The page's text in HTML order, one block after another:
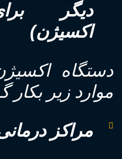
دیگر
اکسیژن)
دستگاه
موارد زیر
مراکز